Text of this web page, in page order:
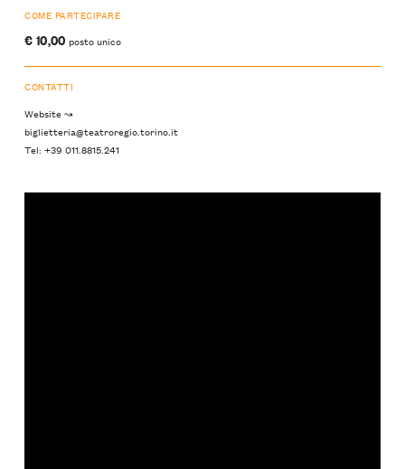
COME PARTECIPARE
€ 10,00 posto unico
CONTATTI
Website ↝
biglietteria@teatroregio.torino.it
Tel: +39 011.8815.241